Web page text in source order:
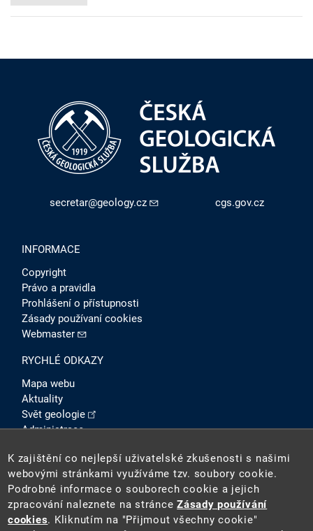
secretar@geology.cz cgs.gov.cz
INFORMACE
Copyright
Právo a pravidla
Prohlášení o přístupnosti
Zásady používaní cookies
Webmaster
RYCHLÉ ODKAZY
Mapa webu
Aktuality
Svět geologie
Administrace
SOCIÁLNÍ SÍTĚ
K zajištění co nejlepší uživatelské zkušenosti s našimi
webovými stránkami využíváme tzv. soubory cookie.
Podrobné informace o souborech cookie a jejich
zpracování naleznete na stránceZásady používání
cookies. Kliknutím na "Přijmout všechny cookie"